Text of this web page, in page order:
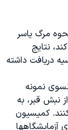
مرگ یاسر
نتایج
دریافت داشته
نمونه
نبش قبر، به
کمیسیون
آزمایشگاهها